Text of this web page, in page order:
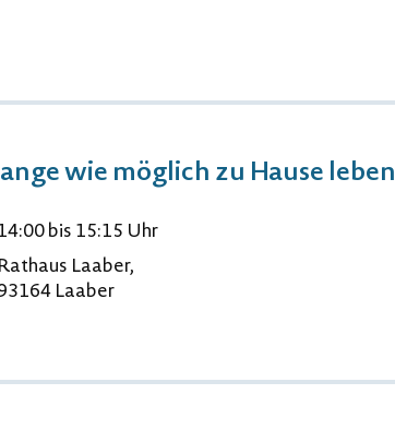
wie möglich zu Hause leben
bis 15:15 Uhr
Rathaus Laaber,
Laaber